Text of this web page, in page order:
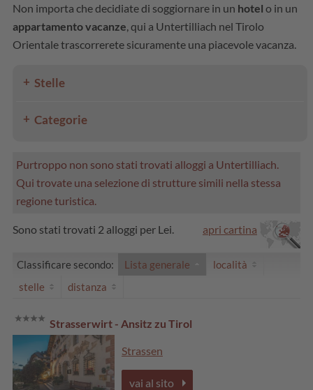
Non importa che decidiate di soggiornare in un hotel o in un
appartamento vacanze , qui a Untertilliach nel Tirolo
Orientale trascorrerete sicuramente una piacevole vacanza.
Stelle
Categorie
Purtroppo non sono stati trovati alloggi a Untertilliach.
Qui trovate una selezione di strutture simili nella stessa
regione turistica.
apri cartina
Sono stati trovati 2 alloggi per Lei.
Classificare secondo: Lista generale
località
stelle
distanza
Strasserwirt - Ansitz zu Tirol
Strassen
vai al sito